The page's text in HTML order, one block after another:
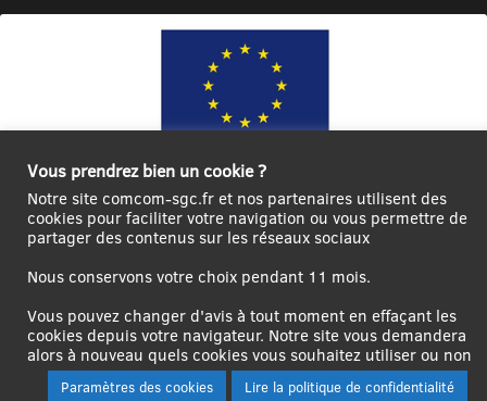
Ce site internet a été cofinancé par l’Union européenne avec le Fonds
Européen de Développement Régional à hauteur de 12 572€
connecter|Se
compte
du
Vous prendrez bien un cookie ?
Notre site comcom-sgc.fr et nos partenaires utilisent des
cookies pour faciliter votre navigation ou vous permettre de
partager des contenus sur les réseaux sociaux
Nous conservons votre choix pendant 11 mois.
Vous pouvez changer d'avis à tout moment en effaçant les
cookies depuis votre navigateur. Notre site vous demandera
alors à nouveau quels cookies vous souhaitez utiliser ou non
Paramètres des cookies Lire la politique de confidentialité